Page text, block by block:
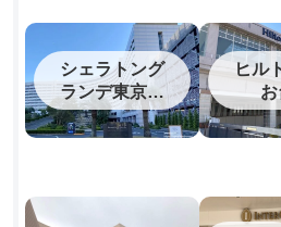
シェラトング
ランデ東京ベ
イ
ヒル